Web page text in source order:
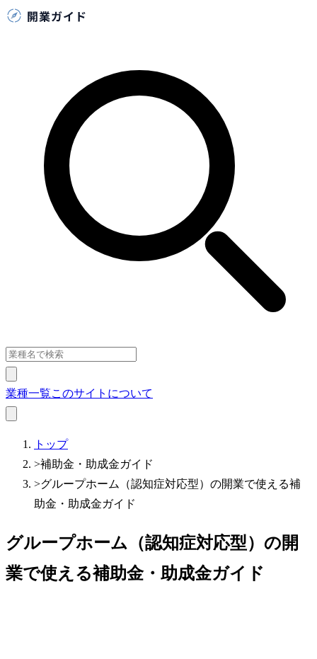
業種一覧このサイトについて
トップ
>補助金・助成金ガイド
>グループホーム（認知症対応型）の開業で使える補
助金・助成金ガイド
グループホーム（認知症対応型）の開
業で使える補助金・助成金ガイド